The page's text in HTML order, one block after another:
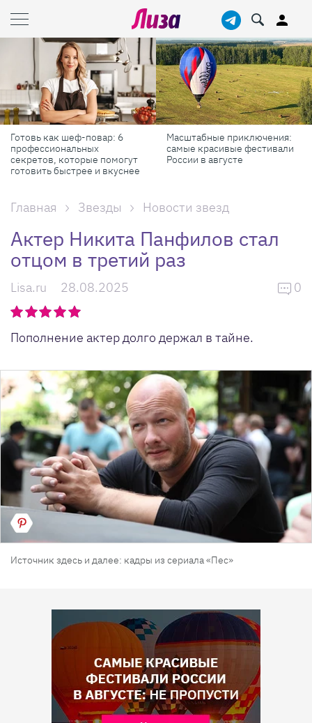
Готовь как шеф-повар: 6
профессиональных
секретов, которые помогут
готовить быстрее и вкуснее
Масштабные приключения:
самые красивые фестивали
России в августе
Главная Звезды Новости звезд
Актер Никита Панфилов стал
отцом в третий раз
Lisa.ru 28.08.2025 0
Пополнение актер долго держал в тайне.
Источник здесь и далее: кадры из сериала «Пес»